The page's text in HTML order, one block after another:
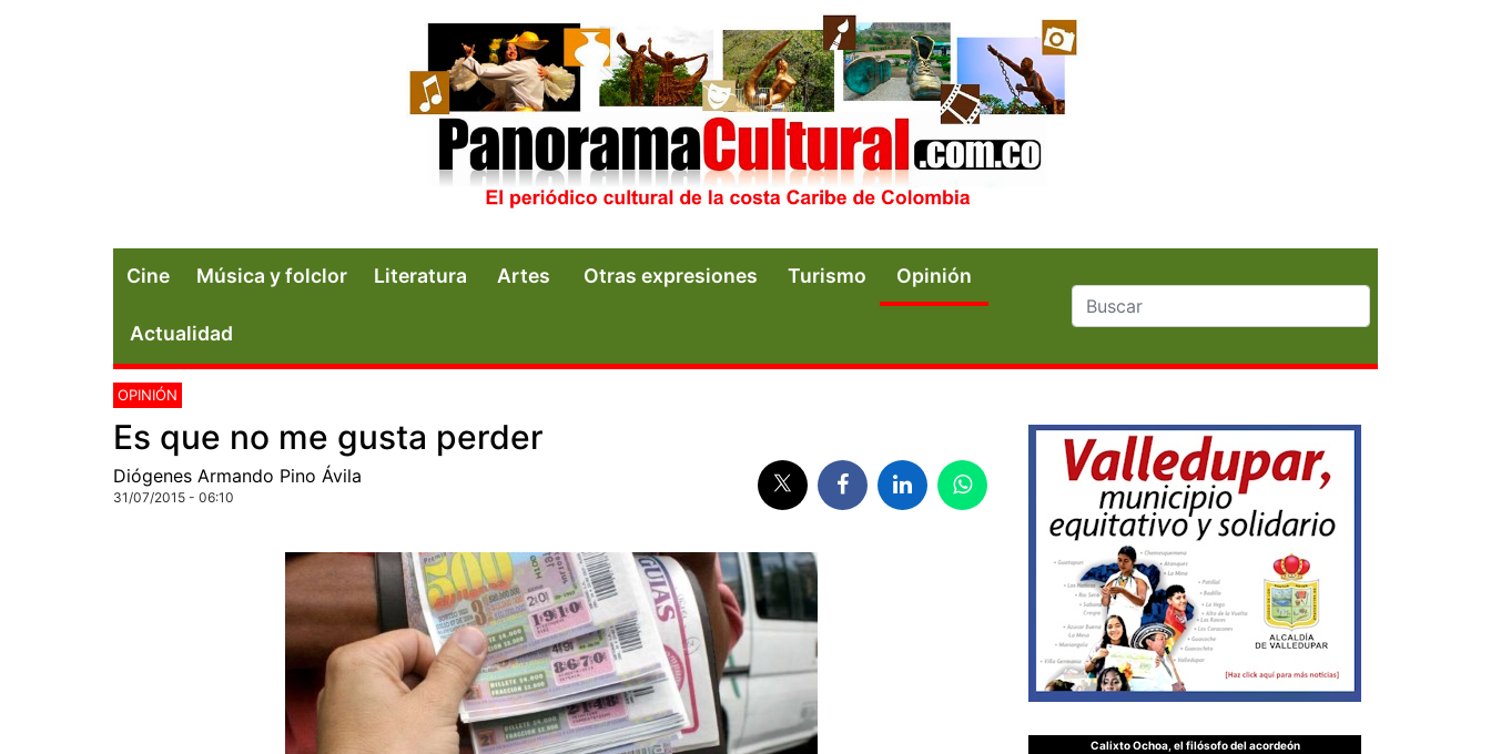
Cine Música y folclor Literatura Artes Otras expresiones Turismo Opinión
Actualidad
OPINIÓN
Es que no me gusta perder
Diógenes Armando Pino Ávila
31/07/2015 - 06:10
Calixto Ochoa, el filósofo del acordeón